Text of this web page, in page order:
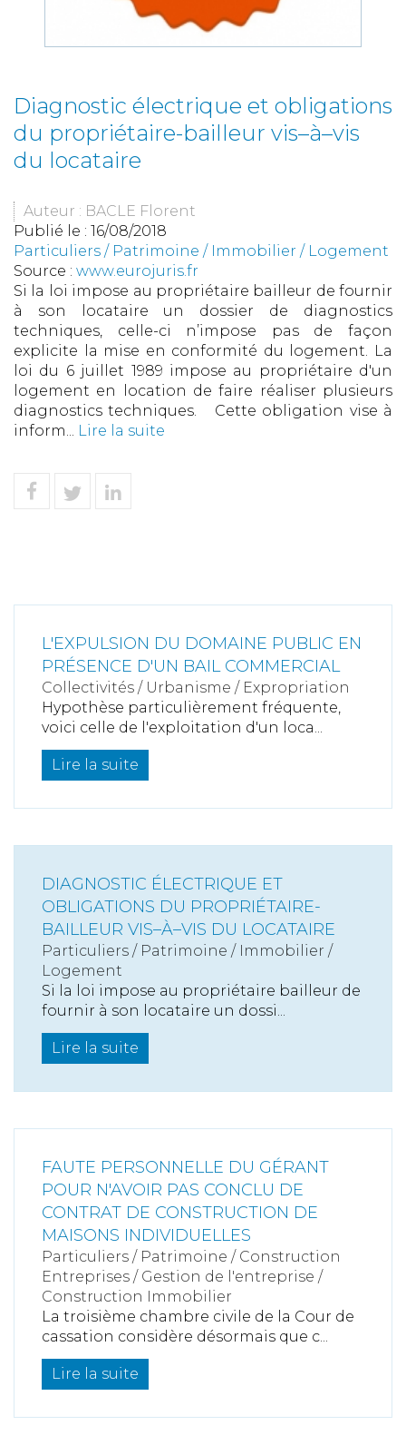
Diagnostic électrique et obligations
du propriétaire-bailleur vis–à–vis
du locataire
Auteur : BACLE Florent
Publié le : 16/08/2018
Particuliers / Patrimoine / Immobilier / Logement
Source : www.eurojuris.fr
Si la loi impose au propriétaire bailleur de fournir
à son locataire un dossier de diagnostics
techniques, celle-ci n’impose pas de façon
explicite la mise en conformité du logement. La
loi du 6 juillet 1989 impose au propriétaire d'un
logement en location de faire réaliser plusieurs
diagnostics techniques. Cette obligation vise à
inform... Lire la suite
L'EXPULSION DU DOMAINE PUBLIC EN
PRÉSENCE D'UN BAIL COMMERCIAL
Collectivités / Urbanisme / Expropriation
Hypothèse particulièrement fréquente,
voici celle de l'exploitation d'un loca...
Lire la suite
DIAGNOSTIC ÉLECTRIQUE ET
OBLIGATIONS DU PROPRIÉTAIRE-
BAILLEUR VIS–À–VIS DU LOCATAIRE
Particuliers / Patrimoine / Immobilier /
Logement
Si la loi impose au propriétaire bailleur de
fournir à son locataire un dossi...
Lire la suite
FAUTE PERSONNELLE DU GÉRANT
POUR N'AVOIR PAS CONCLU DE
CONTRAT DE CONSTRUCTION DE
MAISONS INDIVIDUELLES
Particuliers / Patrimoine / Construction
Entreprises / Gestion de l'entreprise /
Construction Immobilier
La troisième chambre civile de la Cour de
cassation considère désormais que c...
Lire la suite